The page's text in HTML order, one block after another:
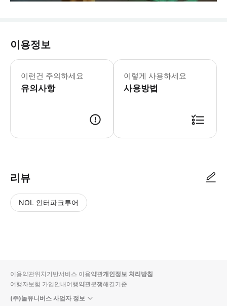
이용정보
이런건 주의하세요
유의사항
월요일-일요일: 09:00-16:00 입장 마
* 자연사 박물관에서 과거로의 여행
이렇게 사용하세요
사용방법
리뷰
NOL 인터파크투어
입니
다.
순
상
이용약관위치기반서비스 이용약관개인정보 처리방침
여행자보험 가입안내여행약관분쟁해결기준
(주)놀유니버스 사업자 정보